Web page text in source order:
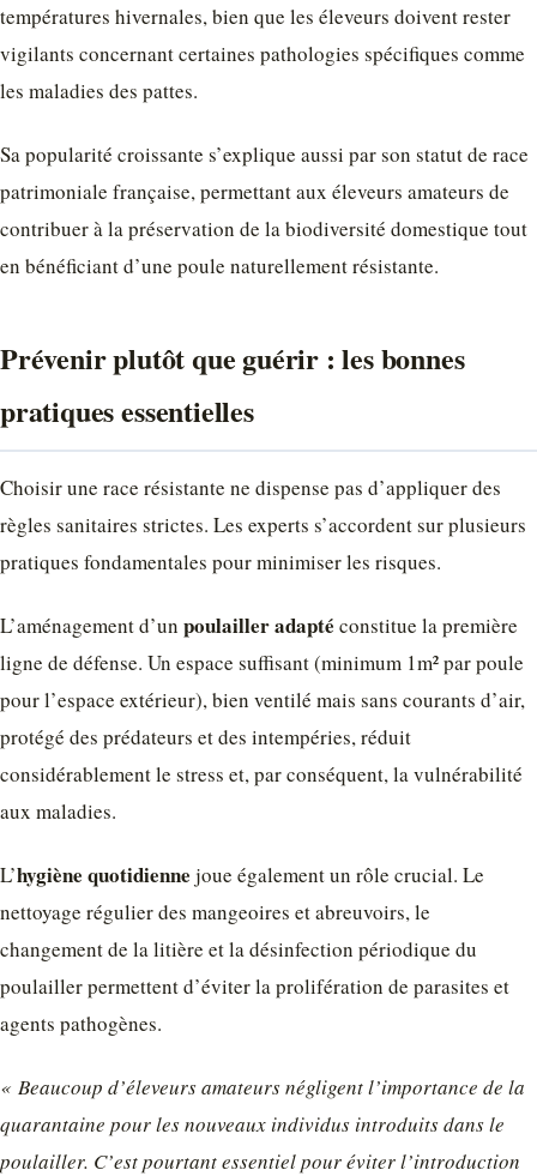
températures hivernales, bien que les éleveurs doivent rester
vigilants concernant certaines pathologies spécifiques comme
les maladies des pattes.
Sa popularité croissante s’explique aussi par son statut de race
patrimoniale française, permettant aux éleveurs amateurs de
contribuer à la préservation de la biodiversité domestique tout
en bénéficiant d’une poule naturellement résistante.
Prévenir plutôt que guérir : les bonnes
pratiques essentielles
Choisir une race résistante ne dispense pas d’appliquer des
règles sanitaires strictes. Les experts s’accordent sur plusieurs
pratiques fondamentales pour minimiser les risques.
L’aménagement d’un poulailler adapté constitue la première
ligne de défense. Un espace suffisant (minimum 1m² par poule
pour l’espace extérieur), bien ventilé mais sans courants d’air,
protégé des prédateurs et des intempéries, réduit
considérablement le stress et, par conséquent, la vulnérabilité
aux maladies.
L’hygiène quotidienne joue également un rôle crucial. Le
nettoyage régulier des mangeoires et abreuvoirs, le
changement de la litière et la désinfection périodique du
poulailler permettent d’éviter la prolifération de parasites et
agents pathogènes.
« Beaucoup d’éleveurs amateurs négligent l’importance de la
quarantaine pour les nouveaux individus introduits dans le
poulailler. C’est pourtant essentiel pour éviter l’introduction